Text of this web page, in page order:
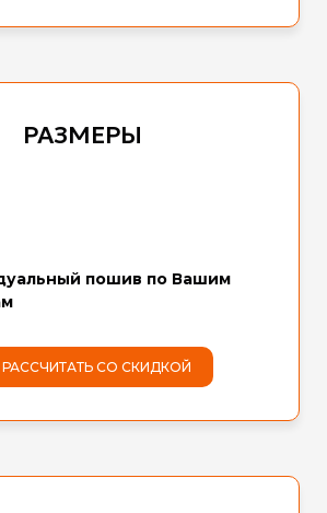
РАЗМЕРЫ
пошив по Вашим
РАССЧИТАТЬ СО СКИДКОЙ